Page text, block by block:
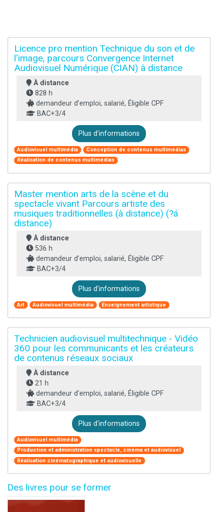
Licence pro mention Technique du son et de
l'image, parcours Convergence Internet
Audiovisuel Numérique (CIAN) à distance
À distance
828 h
demandeur d’emploi, salarié, Éligible CPF
BAC+3/4
Plus d'informations
Audiovisuel multimédia
Conception de contenus multimédias
Réalisation de contenus multimédias
Master mention arts de la scène et du
spectacle vivant Parcours artiste des
musiques traditionnelles (à distance) (?á
distance)
À distance
536 h
demandeur d’emploi, salarié, Éligible CPF
BAC+3/4
Plus d'informations
Art Audiovisuel multimédia Enseignement artistique
Technicien audiovisuel multitechnique - Vidéo
360 pour les communicants et les créateurs
de contenus réseaux sociaux
À distance
21 h
demandeur d’emploi, salarié, Éligible CPF
BAC+3/4
Plus d'informations
Audiovisuel multimédia
Production et administration spectacle, cinéma et audiovisuel
Réalisation cinématographique et audiovisuelle
Des livres pour se former